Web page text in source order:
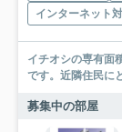
インターネット
イチオシの専有面
です。近隣住民に
募集中の部屋